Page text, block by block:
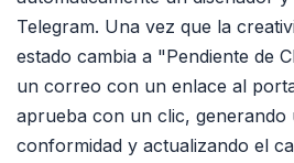
Telegram. Una vez que la
estado cambia a "Pendiente de
un correo con un enlace al
aprueba con un clic, generando
conformidad y actualizando el